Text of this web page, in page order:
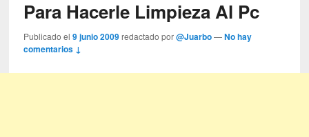
Para Hacerle Limpieza Al Pc
Publicado el9 junio 2009 redactado por@Juarbo —No hay
comentarios ↓